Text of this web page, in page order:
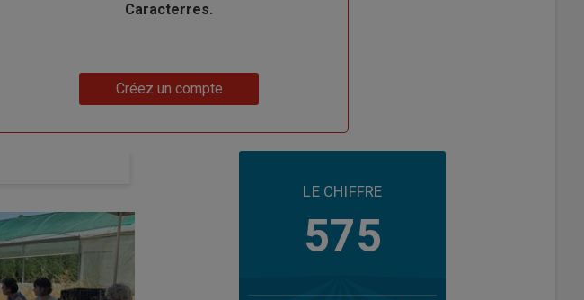
Caracterres.
Créez un compte
LE CHIFFRE
575